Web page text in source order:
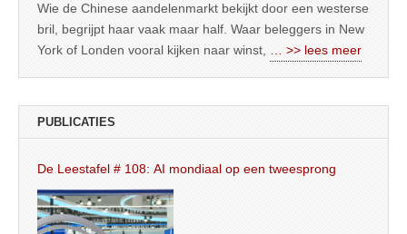
Wie de Chinese aandelenmarkt bekijkt door een westerse
bril, begrijpt haar vaak maar half. Waar beleggers in New
York of Londen vooral kijken naar winst,
… >> lees meer
PUBLICATIES
De Leestafel # 108: AI mondiaal op een tweesprong